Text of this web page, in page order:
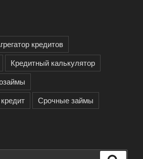
кредитов
Кредитный калькулятор
Срочные займы